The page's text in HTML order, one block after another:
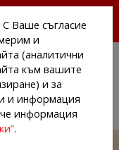
С Ваше съгласие
и
(аналитични
към вашите
и за
и информация
информация
.